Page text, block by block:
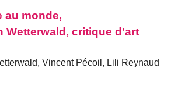
au monde,
critique d’art
Vincent Pécoil, Lili Reynaud